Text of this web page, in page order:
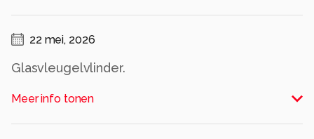
22 mei, 2026
Glasvleugelvlinder.
Hartelijk bedankt voor jullie fijne reacties,
waardering en mooie woorden bij mijn vorige
Meer info tonen